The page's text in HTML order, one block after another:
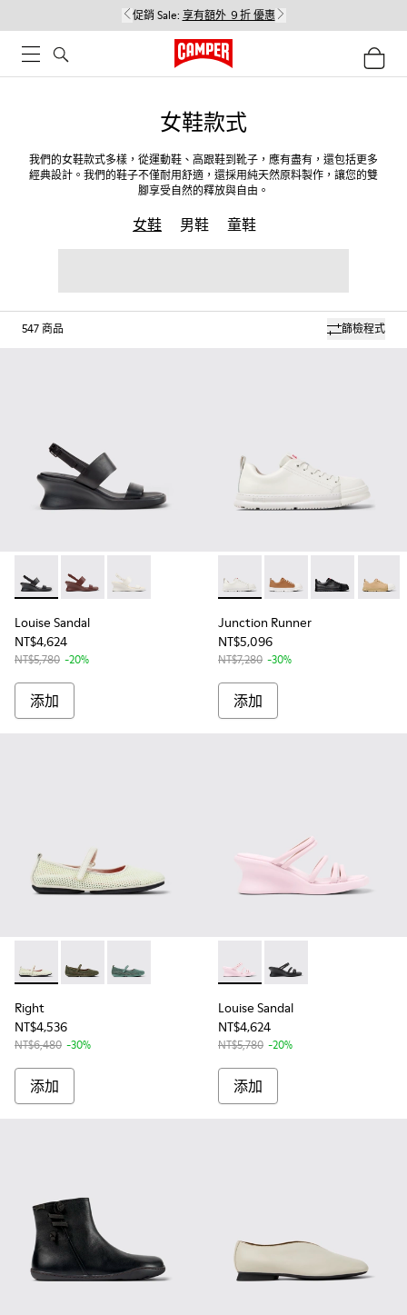
促銷 Sale: 享有額外 ９折 優惠
女鞋款式
我們的女鞋款式多樣，從運動鞋、高跟鞋到靴子，應有盡有，還包括更多
經典設計。我們的鞋子不僅耐用舒適，還採用純天然原料製作，讓您的雙
腳享受自然的釋放與自由。
女鞋 男鞋 童鞋
篩檢程式
547商品
Louise Sandal - K201915-001 - 女士黑色皮涼鞋
Louise Sandal - K201915-003
Louise Sandal - K201915-002
Louise Sandal
NT$4,624
NT$5,780 -20%
添加
Junction Runner -
Junction Runner -
Junction
Junction Runner
NT$5,096
NT$7,280 -30%
添加
Right - K201402-007 - Multicolor TENCEL Lyocell Leather
Right - K201402-009
Right - K201402-008
Right
NT$4,536
NT$6,480 -30%
添加
Louise Sandal - K201938-
Louise Sandal -
Louise Sandal
NT$4,624
NT$5,780 -20%
添加